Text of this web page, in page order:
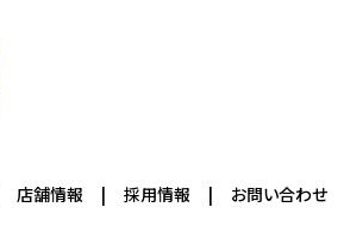
店舗情報 採用情報 お問い合わせ